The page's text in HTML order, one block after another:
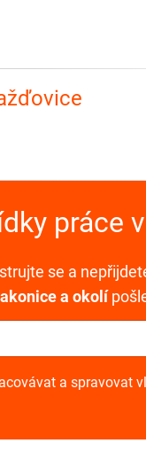
práce
se a
a okolí
a spravovat